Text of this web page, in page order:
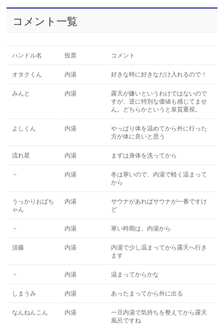
コメント一覧
ハンドル名 投票 コメント
オタクくん 内湯 好きな時に好きなだけ入れるので！
みんと 内湯
露天が嫌いというわけではないので
すが、逆に特別な価値も感じてませ
ん。どちらかというと泉質重視。
よしくん 内湯
やっぱり体を温めてから外に行った
方が体に良いと思う
流れ星 内湯 まずは身体を洗ってから
－ 内湯
冬は寒いので、内湯で軽く温まって
から
うっかりおばち
ゃん
内湯
サウナがあればサウナが一番ですけ
ど
－ 内湯 寒い時期は、内湯から
須藤 内湯
内湯で少し温まってから露天へ行き
ます
－ 内湯 温まってからかな
しまうみ 内湯 あったまってから外に出る
なんねんこん 内湯
一旦内湯で気持ちを整えてから露天
風呂ですね